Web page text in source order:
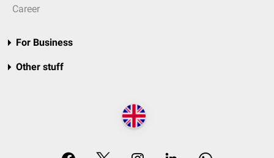
Career
For Business
Other stuff